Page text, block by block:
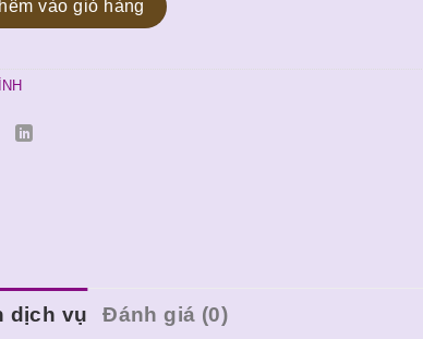
₫.
tại
là:
vào giỏ hàng
dịch vụ Đánh giá (0)